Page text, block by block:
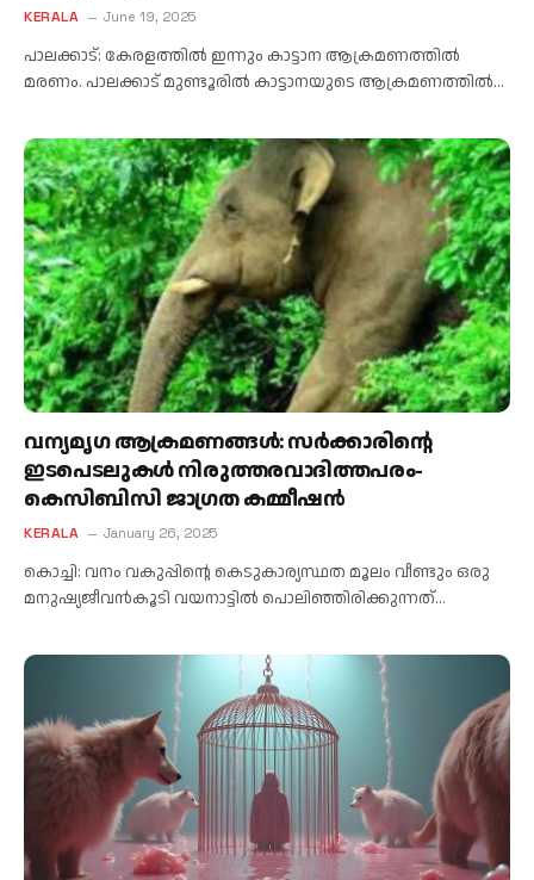
KERALA June 19, 2025
പാലക്കാട്: കേരളത്തിൽ ഇന്നും കാട്ടാന ആക്രമണത്തിൽ
മരണം. പാലക്കാട് മുണ്ടൂരിൽ കാട്ടാനയുടെ ആക്രമണത്തിൽ…
വന്യമൃഗ ആക്രമണങ്ങൾ: സർക്കാരിന്റെ
ഇടപെടലുകൾ നിരുത്തരവാദിത്തപരം-
കെസിബിസി ജാഗ്രത കമ്മീഷൻ
KERALA January 26, 2025
കൊച്ചി: വനം വകുപ്പിന്റെ കെടുകാര്യസ്ഥത മൂലം വീണ്ടും ഒരു
മനുഷ്യജീവൻകൂടി വയനാട്ടിൽ പൊലിഞ്ഞിരിക്കുന്നത്…